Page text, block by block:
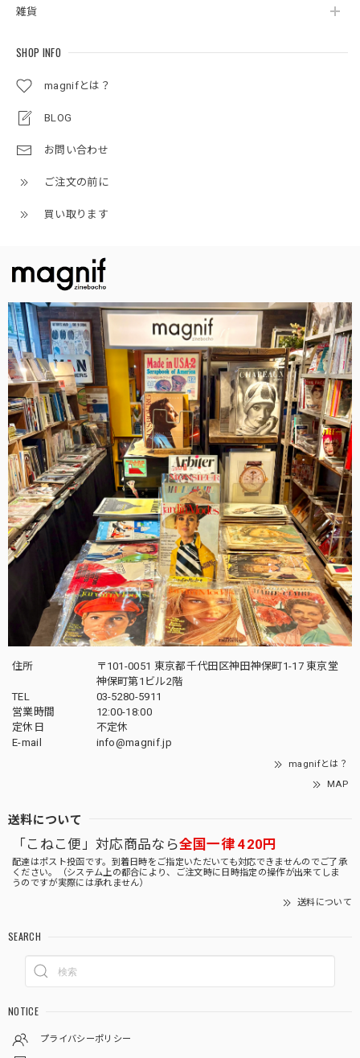
雑貨
SHOP INFO
magnifとは？
BLOG
お問い合わせ
ご注文の前に
買い取ります
住所
〒101-0051 東京都千代田区神田神保町1-17 東京堂
神保町第1ビル2階
TEL
03-5280-5911
営業時間
12:00-18:00
定休日
不定休
E-mail
info@magnif.jp
magnifとは？
MAP
送料について
「こねこ便」対応商品なら全国一律 420円
配達はポスト投函です。到着日時をご指定いただいても対応できませんのでご了承
ください。（システム上の都合により、ご注文時に日時指定の操作が出来てしま
うのですが実際には承れません）
送料について
SEARCH
NOTICE
プライバシーポリシー